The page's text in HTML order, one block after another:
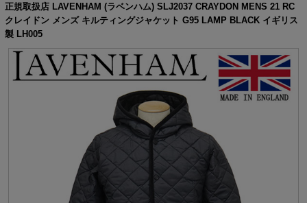
正規取扱店 LAVENHAM (ラベンハム) SLJ2037 CRAYDON MENS 21 RC
クレイドン メンズ キルティングジャケット G95 LAMP BLACK イギリス
製 LH005